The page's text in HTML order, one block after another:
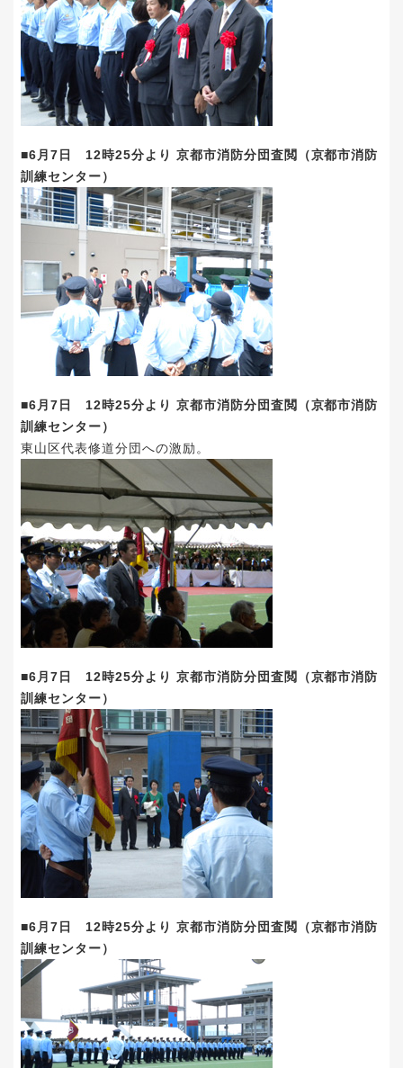
■6月7日 12時25分より 京都市消防分団査閲（京都市消防
訓練センター）
■6月7日 12時25分より 京都市消防分団査閲（京都市消防
訓練センター）
東山区代表修道分団への激励。
■6月7日 12時25分より 京都市消防分団査閲（京都市消防
訓練センター）
■6月7日 12時25分より 京都市消防分団査閲（京都市消防
訓練センター）